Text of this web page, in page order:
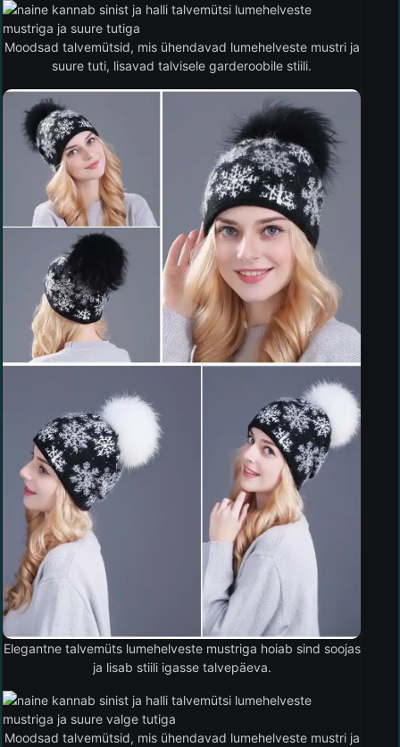
Moodsad talvemütsid, mis ühendavad lumehelveste mustri ja
suure tuti, lisavad talvisele garderoobile stiili.
Elegantne talvemüts lumehelveste mustriga hoiab sind soojas
ja lisab stiili igasse talvepäeva.
Moodsad talvemütsid, mis ühendavad lumehelveste mustri ja